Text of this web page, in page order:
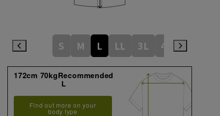
S M L LL 3L 4L
172cm 70kgRecommended
L
Find out more on your
body type